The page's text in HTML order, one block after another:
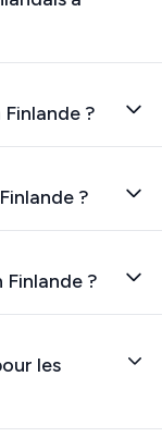
?
?
?
les